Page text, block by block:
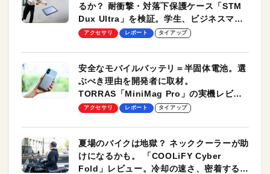
るか？ 耐衝撃・対落下保護ケース「STM
Dux Ultra」を検証。学生、ビジネスマン
のモバイルユースに最適！
アクセサリ レポート タイアップ
安全なモバイルバッテリ＝半固体電池。選
ぶべき理由を開発者に取材。
TORRAS「MiniMag Pro」の実機レビュ
ーも
アクセサリ レポート タイアップ
夏場のバイクは地獄？ ネッククーラーが助
けになるかも。 「COOLiFY Cyber
Fold」レビュー。冷却の速さ、密着する冷